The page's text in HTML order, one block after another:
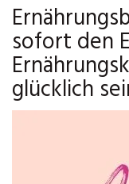
sofort den
glücklich